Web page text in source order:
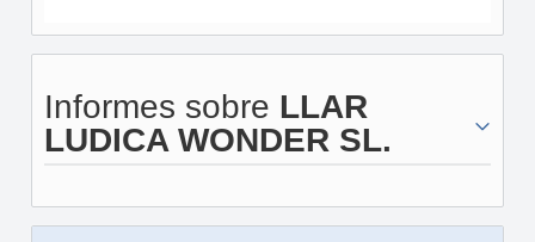
Informes sobre LLAR
LUDICA WONDER SL.